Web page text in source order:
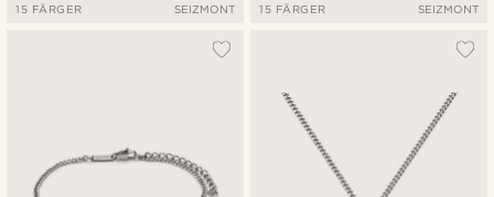
15 FÄRGER SEIZMONT 15 FÄRGER SEIZMONT